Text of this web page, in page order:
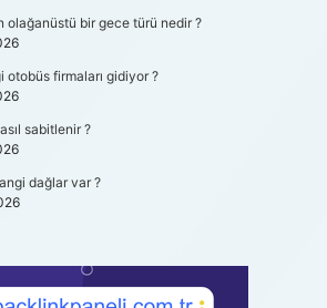
olağanüstü bir gece türü nedir ?
otobüs firmaları gidiyor ?
sabitlenir ?
dağlar var ?